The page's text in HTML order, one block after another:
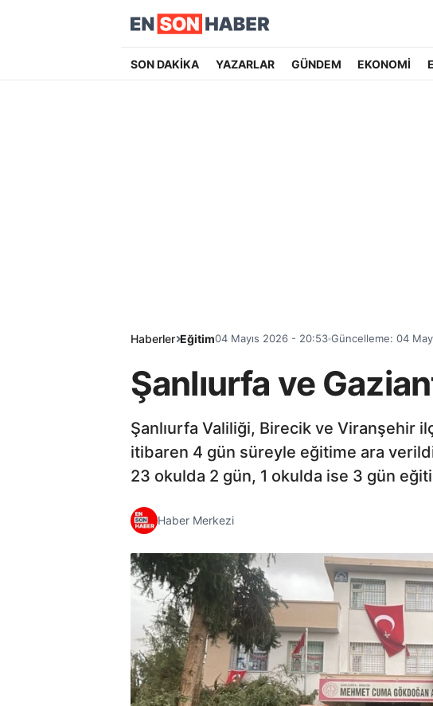
SON DAKİKA YAZARLAR GÜNDEM EKONOMİ
Haberler Eğitim04 Mayıs 2026 - 20:53 Güncelleme: 04
Şanlıurfa ve
Şanlıurfa Valiliği, Birecik ve Viranşehir
itibaren 4 gün süreyle eğitime ara
23 okulda 2 gün, 1 okulda ise 3 gün
Haber Merkezi